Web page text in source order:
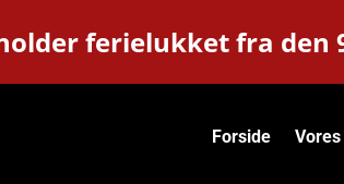
ferielukket fra den
Forside